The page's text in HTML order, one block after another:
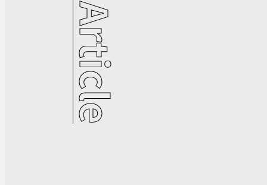
Article